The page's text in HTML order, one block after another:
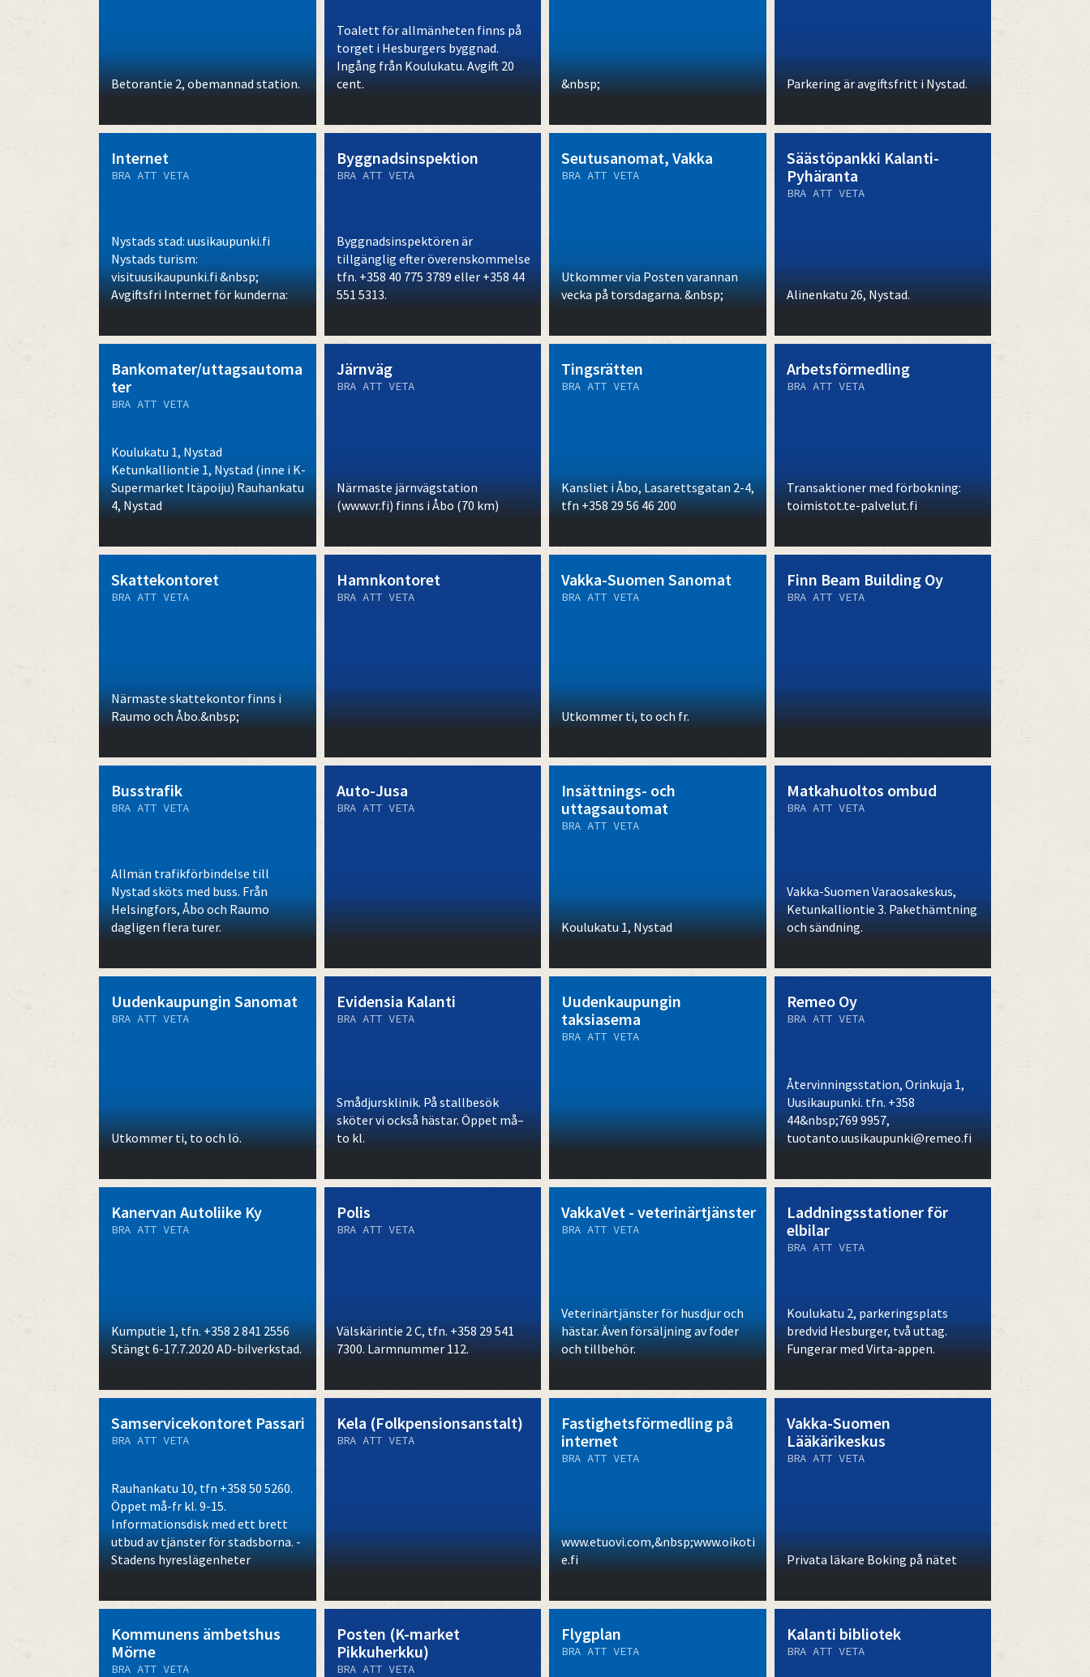
Betorantie 2, obemannad station.
Toalett för allmänheten finns på
torget i Hesburgers byggnad.
Ingång från Koulukatu. Avgift 20
cent.
&nbsp; Parkering är avgiftsfritt i Nystad.
Internet
BRA ATT VETA
Nystads stad: uusikaupunki.fi
Nystads turism:
visituusikaupunki.fi &nbsp;
Avgiftsfri Internet för kunderna:
Byggnadsinspektion
BRA ATT VETA
Byggnadsinspektören är
tillgänglig efter överenskommelse
tfn. +358 40 775 3789 eller +358 44
551 5313.
Seutusanomat, Vakka
BRA ATT VETA
Utkommer via Posten varannan
vecka på torsdagarna. &nbsp;
Säästöpankki Kalanti-
Pyhäranta
BRA ATT VETA
Alinenkatu 26, Nystad.
Bankomater/uttagsautoma
ter
BRA ATT VETA
Koulukatu 1, Nystad
Ketunkalliontie 1, Nystad (inne i K-
Supermarket Itäpoiju) Rauhankatu
4, Nystad
Järnväg
BRA ATT VETA
Närmaste järnvägstation
(www.vr.fi) finns i Åbo (70 km)
Tingsrätten
BRA ATT VETA
Kansliet i Åbo, Lasarettsgatan 2-4,
tfn +358 29 56 46 200
Arbetsförmedling
BRA ATT VETA
Transaktioner med förbokning:
toimistot.te-palvelut.fi
Skattekontoret
BRA ATT VETA
Närmaste skattekontor finns i
Raumo och Åbo.&nbsp;
Hamnkontoret
BRA ATT VETA
Vakka-Suomen Sanomat
BRA ATT VETA
Utkommer ti, to och fr.
Finn Beam Building Oy
BRA ATT VETA
Busstrafik
BRA ATT VETA
Allmän trafikförbindelse till
Nystad sköts med buss. Från
Helsingfors, Åbo och Raumo
dagligen flera turer.
Auto-Jusa
BRA ATT VETA
Insättnings- och
uttagsautomat
BRA ATT VETA
Koulukatu 1, Nystad
Matkahuoltos ombud
BRA ATT VETA
Vakka-Suomen Varaosakeskus,
Ketunkalliontie 3. Pakethämtning
och sändning.
Uudenkaupungin Sanomat
BRA ATT VETA
Utkommer ti, to och lö.
Evidensia Kalanti
BRA ATT VETA
Smådjursklinik. På stallbesök
sköter vi också hästar. Öppet må–
to kl.
Uudenkaupungin
taksiasema
BRA ATT VETA
Remeo Oy
BRA ATT VETA
Återvinningsstation, Orinkuja 1,
Uusikaupunki. tfn. +358
44&nbsp;769 9957,
tuotanto.uusikaupunki@remeo.fi
Kanervan Autoliike Ky
BRA ATT VETA
Kumputie 1, tfn. +358 2 841 2556
Stängt 6-17.7.2020 AD-bilverkstad.
Polis
BRA ATT VETA
Välskärintie 2 C, tfn. +358 29 541
7300. Larmnummer 112.
VakkaVet - veterinärtjänster
BRA ATT VETA
Veterinärtjänster för husdjur och
hästar. Även försäljning av foder
och tillbehör.
Laddningsstationer för
elbilar
BRA ATT VETA
Koulukatu 2, parkeringsplats
bredvid Hesburger, två uttag.
Fungerar med Virta-appen.
Samservicekontoret Passari
BRA ATT VETA
Rauhankatu 10, tfn +358 50 5260.
Öppet må-fr kl. 9-15.
Informationsdisk med ett brett
utbud av tjänster för stadsborna. -
Stadens hyreslägenheter
Kela (Folkpensionsanstalt)
BRA ATT VETA
Fastighetsförmedling på
internet
BRA ATT VETA
www.etuovi.com,&nbsp;www.oikoti
e.fi
Vakka-Suomen
Lääkärikeskus
BRA ATT VETA
Privata läkare Boking på nätet
Kommunens ämbetshus
Mörne
BRA ATT VETA
Posten (K-market
Pikkuherkku)
BRA ATT VETA
Flygplan
BRA ATT VETA
Kalanti bibliotek
BRA ATT VETA